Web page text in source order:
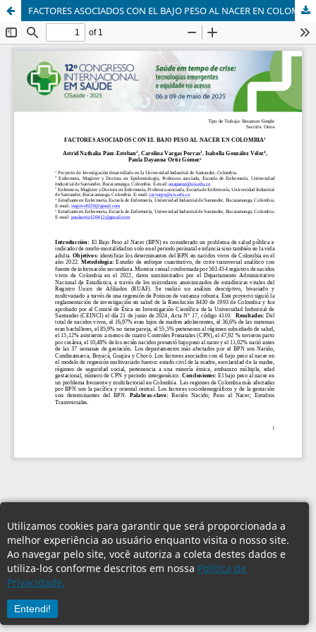
Utilizamos cookies para garantir que será proporcionada a
melhor experiência ao usuário enquanto visita o nosso site.
Ao navegar pelo site, você autoriza a coleta destes dados e
utiliza-los conforme descritos em nossa Política de
Privacidade.
Entendi!
FACTORES ASOCIADOS CON EL BAJO PESO AL NACER EN COLOMBIA